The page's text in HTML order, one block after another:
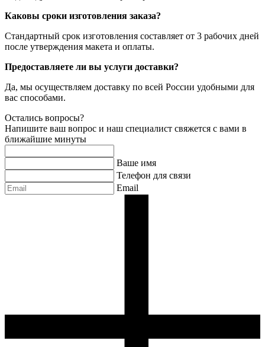
Каковы сроки изготовления заказа?
Стандартный срок изготовления составляет от 3 рабочих дней
после утверждения макета и оплаты.
Предоставляете ли вы услуги доставки?
Да, мы осуществляем доставку по всей России удобными для
вас способами.
Остались вопросы?
Напишите ваш вопрос и наш специалист свяжется с вами в
ближайшие минуты
Ваше имя
Телефон для связи
Email